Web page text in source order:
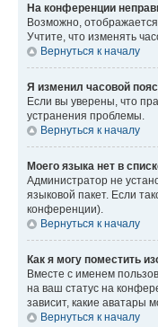
На конференции
Возможно, отображается
Учтите, что изменять
Вернуться к началу
Я изменил часовой
Если вы уверены, что
устранения проблемы.
Вернуться к началу
Моего языка нет в
Администратор не
языковой пакет. Если
конференции).
Вернуться к началу
Как я могу поместить
Вместе с именем
на ваш статус на
зависит, какие аватары
Вернуться к началу